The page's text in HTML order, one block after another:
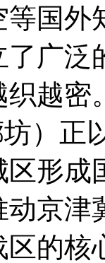
国外
广泛
织越密
）正
形成
动京
区的核